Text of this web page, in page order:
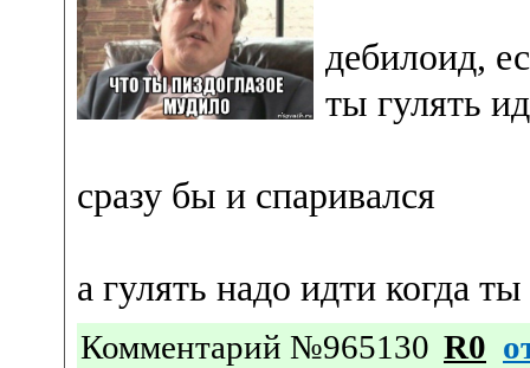
дебилоид,
ты гулять
сразу бы и спаривался
а гулять надо идти когда
Комментарий №965130 R0